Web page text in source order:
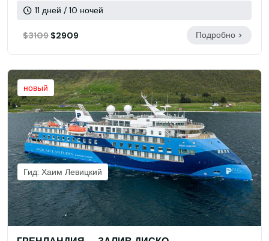
11 дней / 10 ночей
$3109 $2909 Подробно >
новый
Гид: Хаим Левицкий